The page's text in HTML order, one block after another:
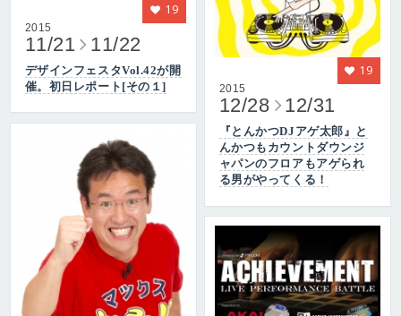
2015
11/21 11/22
デザインフェスタVol.42が開
催。初日レポート[その１]
19
2015
12/28 12/31
『とんかつDJアゲ太郎』と
んかつもカウントダウンジ
ャパンのフロアもアゲられ
る男がやってくる！
19